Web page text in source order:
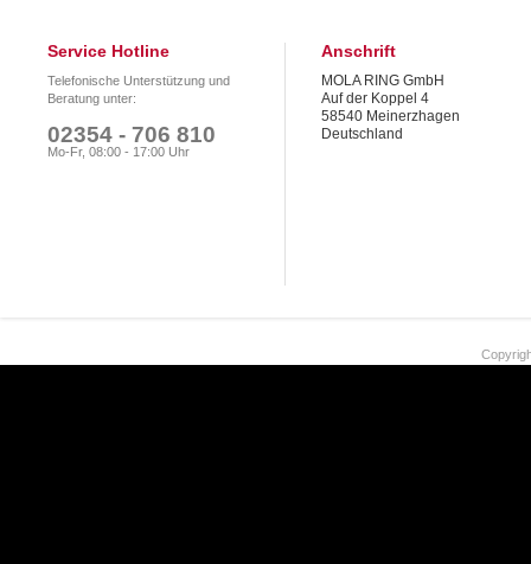
Service Hotline
Telefonische Unterstützung und
Beratung unter:
02354 - 706 810
Mo-Fr, 08:00 - 17:00 Uhr
Anschrift
MOLA RING GmbH
Auf der Koppel 4
58540 Meinerzhagen
Deutschland